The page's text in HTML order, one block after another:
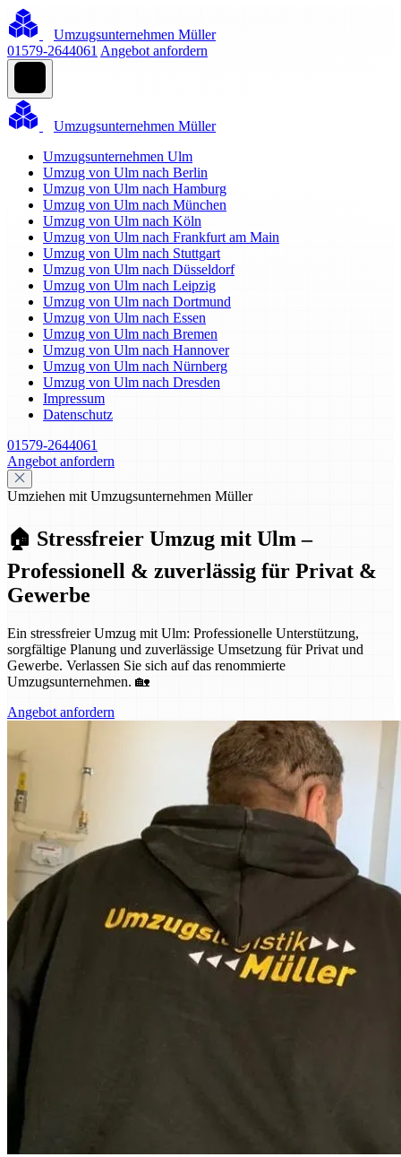
Umzugsunternehmen Müller
01579-2644061 Angebot anfordern
Umzugsunternehmen Müller
Umzugsunternehmen Ulm
Umzug von Ulm nach Berlin
Umzug von Ulm nach Hamburg
Umzug von Ulm nach München
Umzug von Ulm nach Köln
Umzug von Ulm nach Frankfurt am Main
Umzug von Ulm nach Stuttgart
Umzug von Ulm nach Düsseldorf
Umzug von Ulm nach Leipzig
Umzug von Ulm nach Dortmund
Umzug von Ulm nach Essen
Umzug von Ulm nach Bremen
Umzug von Ulm nach Hannover
Umzug von Ulm nach Nürnberg
Umzug von Ulm nach Dresden
Impressum
Datenschutz
01579-2644061
Angebot anfordern
Umziehen mit Umzugsunternehmen Müller
🏠 Stressfreier Umzug mit Ulm –
Professionell & zuverlässig für Privat &
Gewerbe
Ein stressfreier Umzug mit Ulm: Professionelle Unterstützung,
sorgfältige Planung und zuverlässige Umsetzung für Privat und
Gewerbe. Verlassen Sie sich auf das renommierte
Umzugsunternehmen. 🏡
Angebot anfordern